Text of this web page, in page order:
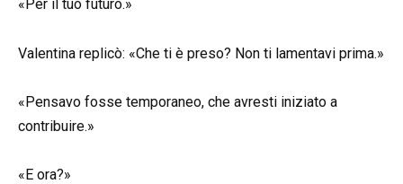
«Per il tuo futuro.»
Valentina replicò: «Che ti è preso? Non ti lamentavi prima.»
«Pensavo fosse temporaneo, che avresti iniziato a
contribuire.»
«E ora?»